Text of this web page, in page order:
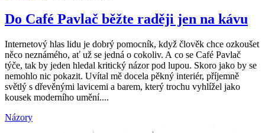
Do Café Pavlač běžte raději jen na kávu
Internetový hlas lidu je dobrý pomocník, když člověk chce ozkoušet
něco neznámého, ať už se jedná o cokoliv. A co se Café Pavlač
týče, tak by jeden hledal kritický názor pod lupou. Skoro jako by se
nemohlo nic pokazit. Uvítal mě docela pěkný interiér, příjemně
světlý s dřevěnými lavicemi a barem, který trochu vyhlížel jako
kousek moderního umění....
Názory